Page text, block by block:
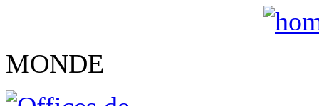
MONDE